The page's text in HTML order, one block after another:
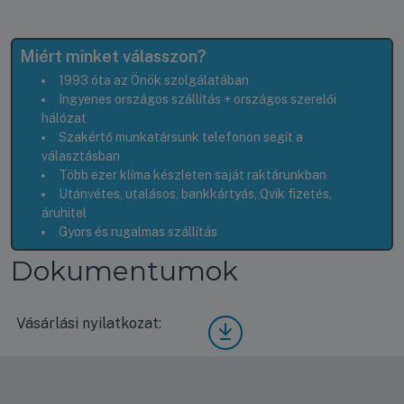
Miért minket válasszon?
1993 óta az Önök szolgálatában
Ingyenes országos szállítás + országos szerelői
hálózat
Szakértő munkatársunk telefonon segít a
választásban
Több ezer klíma készleten saját raktárunkban
Utánvétes, utalásos, bankkártyás, Qvik fizetés,
áruhitel
Gyors és rugalmas szállítás
Dokumentumok
Vásárlási nyilatkozat:
Vásá
rlási